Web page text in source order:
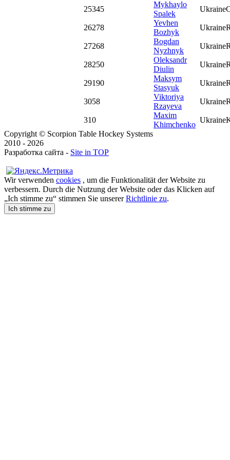
25345
Mykhaylo
Spalek
Ukraine
26278
Yevhen
Bozhyk
Ukraine
27268
Bogdan
Nyzhnyk
Ukraine
28250
Oleksandr
Diulin
Ukraine
29190
Maksym
Stasyuk
Ukraine
3058
Viktoriya
Rzayeva
Ukraine
310
Maxim
Khimchenko
Ukraine
Copyright © Scorpion Table Hockey Systems
2010 - 2026
Разработка сайта - Site in TOP
Wir verwenden cookies , um die Funktionalität der Website zu
verbessern. Durch die Nutzung der Website oder das Klicken auf
„Ich stimme zu“ stimmen Sie unsererRichtlinie zu.
Ich stimme zu